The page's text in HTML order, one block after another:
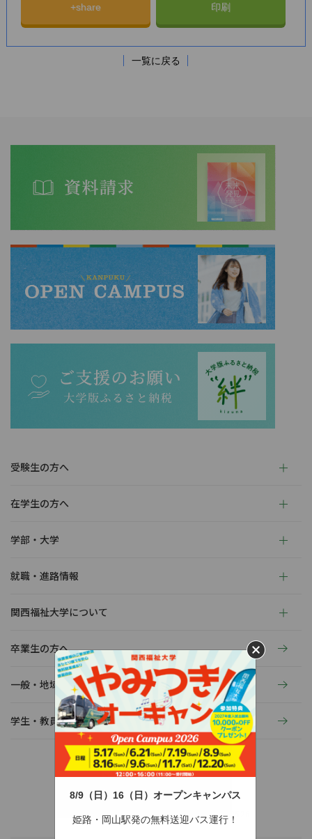
8/9（日）16（日）オープンキャンパス
姫路・岡山駅発の無料送迎バス運行！
+share 印刷
一覧に戻る
受験生の方へ
在学生の方へ
学部・大学
就職・進路情報
関西福祉大学について
卒業生の方へ
一般・地域の方へ
学生・教員の活動
〒678-0255 兵庫県赤穂市新田380-3
TEL：0791-46-2525（代）FAX：0791-46-2526